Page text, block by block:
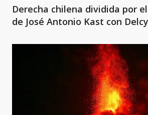
Derecha chilena dividida por
de José Antonio Kast con